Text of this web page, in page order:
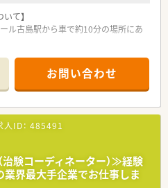
て】
ル古島駅から車で約10分の場所にあ
います。
体制で業務にあたっており、協力し
ついて】
り、新しい環境でご自身の経験を活
い、丁寧な対応を心がけられる方を
の良好な関係性を築くことに意欲的
お問い合わせ
ID： 485491
験コーディネーター）≫経験
業界最大手企業でお仕事しま